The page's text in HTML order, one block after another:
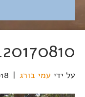
20170810_132153 (Large)
על ידי עמי בורג |